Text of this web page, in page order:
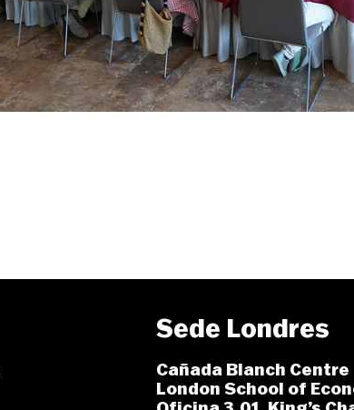
Sede Londres
Cañada Blanch Centre
London School of